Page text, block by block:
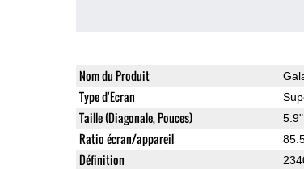
Nom du Produit
Type d'Ecran
Taille (Diagonale, Pouces) 5.9"
Ratio écran/appareil
Définition